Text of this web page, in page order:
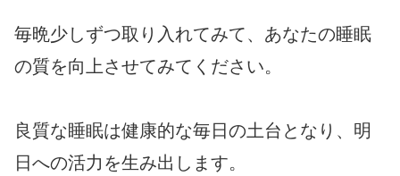
毎晩少しずつ取り入れてみて、あなたの睡眠
の質を向上させてみてください。
良質な睡眠は健康的な毎日の土台となり、明
日への活力を生み出します。